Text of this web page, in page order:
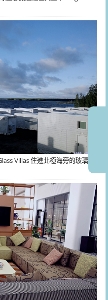
Villas 住進北極海旁的玻璃